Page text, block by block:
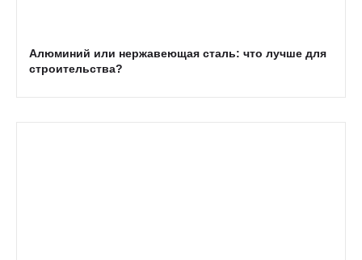
Алюминий или нержавеющая сталь: что лучше для
строительства?